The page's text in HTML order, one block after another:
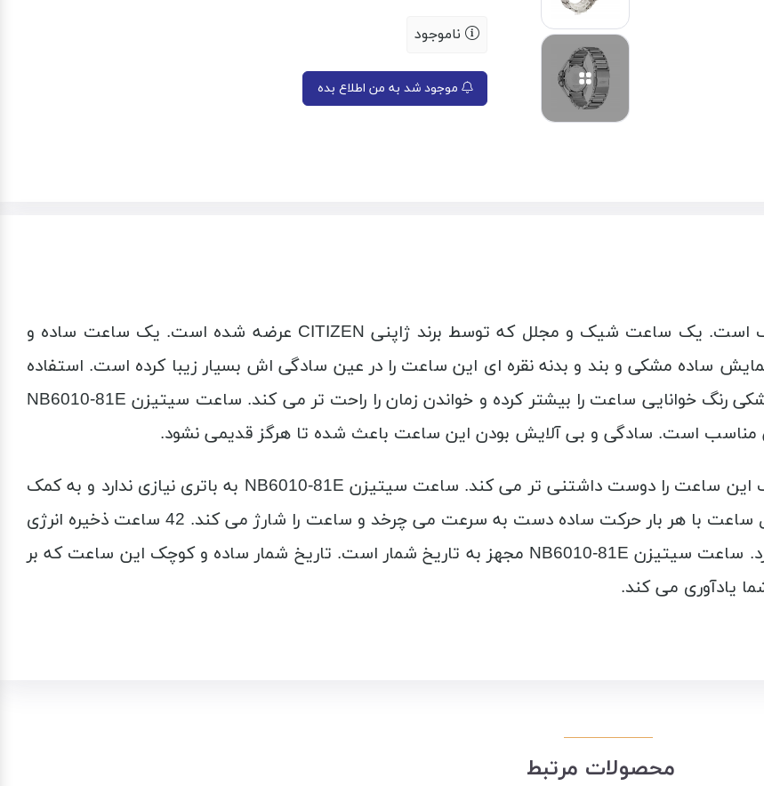
ناموجود
موجود شد به من اطلاع بده
ساعت سیتیزن NB6010-81E یک ساعت مردانه کلاسیک است. یک ساعت شیک و مجلل که توسط برند ژاپنی CITIZEN عرضه شده است. یک ساعت ساده و
ساده مشکی و بند و بدنه نقره ای این ساعت را در عین سادگی اش بسیار زیبا کرده است. استفاده
از عقربه ها و خطوط نقره ای بر روی صفحه نمایش تیره مشکی رنگ خوانایی ساعت را بیشتر کرده و خواندن زمان را راحت تر می کند. ساعت سیتیزن NB6010-81E
است. سادگی و بی آلایش بودن این ساعت باعث شده تا هرگز قدیمی نشود.
این ساعت تا عمق 100 متر ضد آب است. موتور اتوماتیک این ساعت را دوست داشتنی تر می کند. ساعت سیتیزن NB6010-81E به باتری نیازی ندارد و به کمک
حرکت دست به راحتی شارژ می شود. قسمت چرخنده داخل ساعت با هر بار حرکت ساده دست به سرعت می چرخد و ساعت را شارژ می کند. 42 ساعت ذخیره انرژی
ساعت را حتی با وجود مدتی ساکن بودن شارژ نگاه می دارد. ساعت سیتیزن NB6010-81E مجهز به تاریخ شمار است. تاریخ شمار ساده و کوچک این ساعت که بر
یادآوری می کند.
محصولات مرتبط